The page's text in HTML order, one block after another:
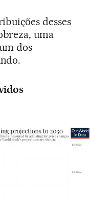
desses
uma
dos